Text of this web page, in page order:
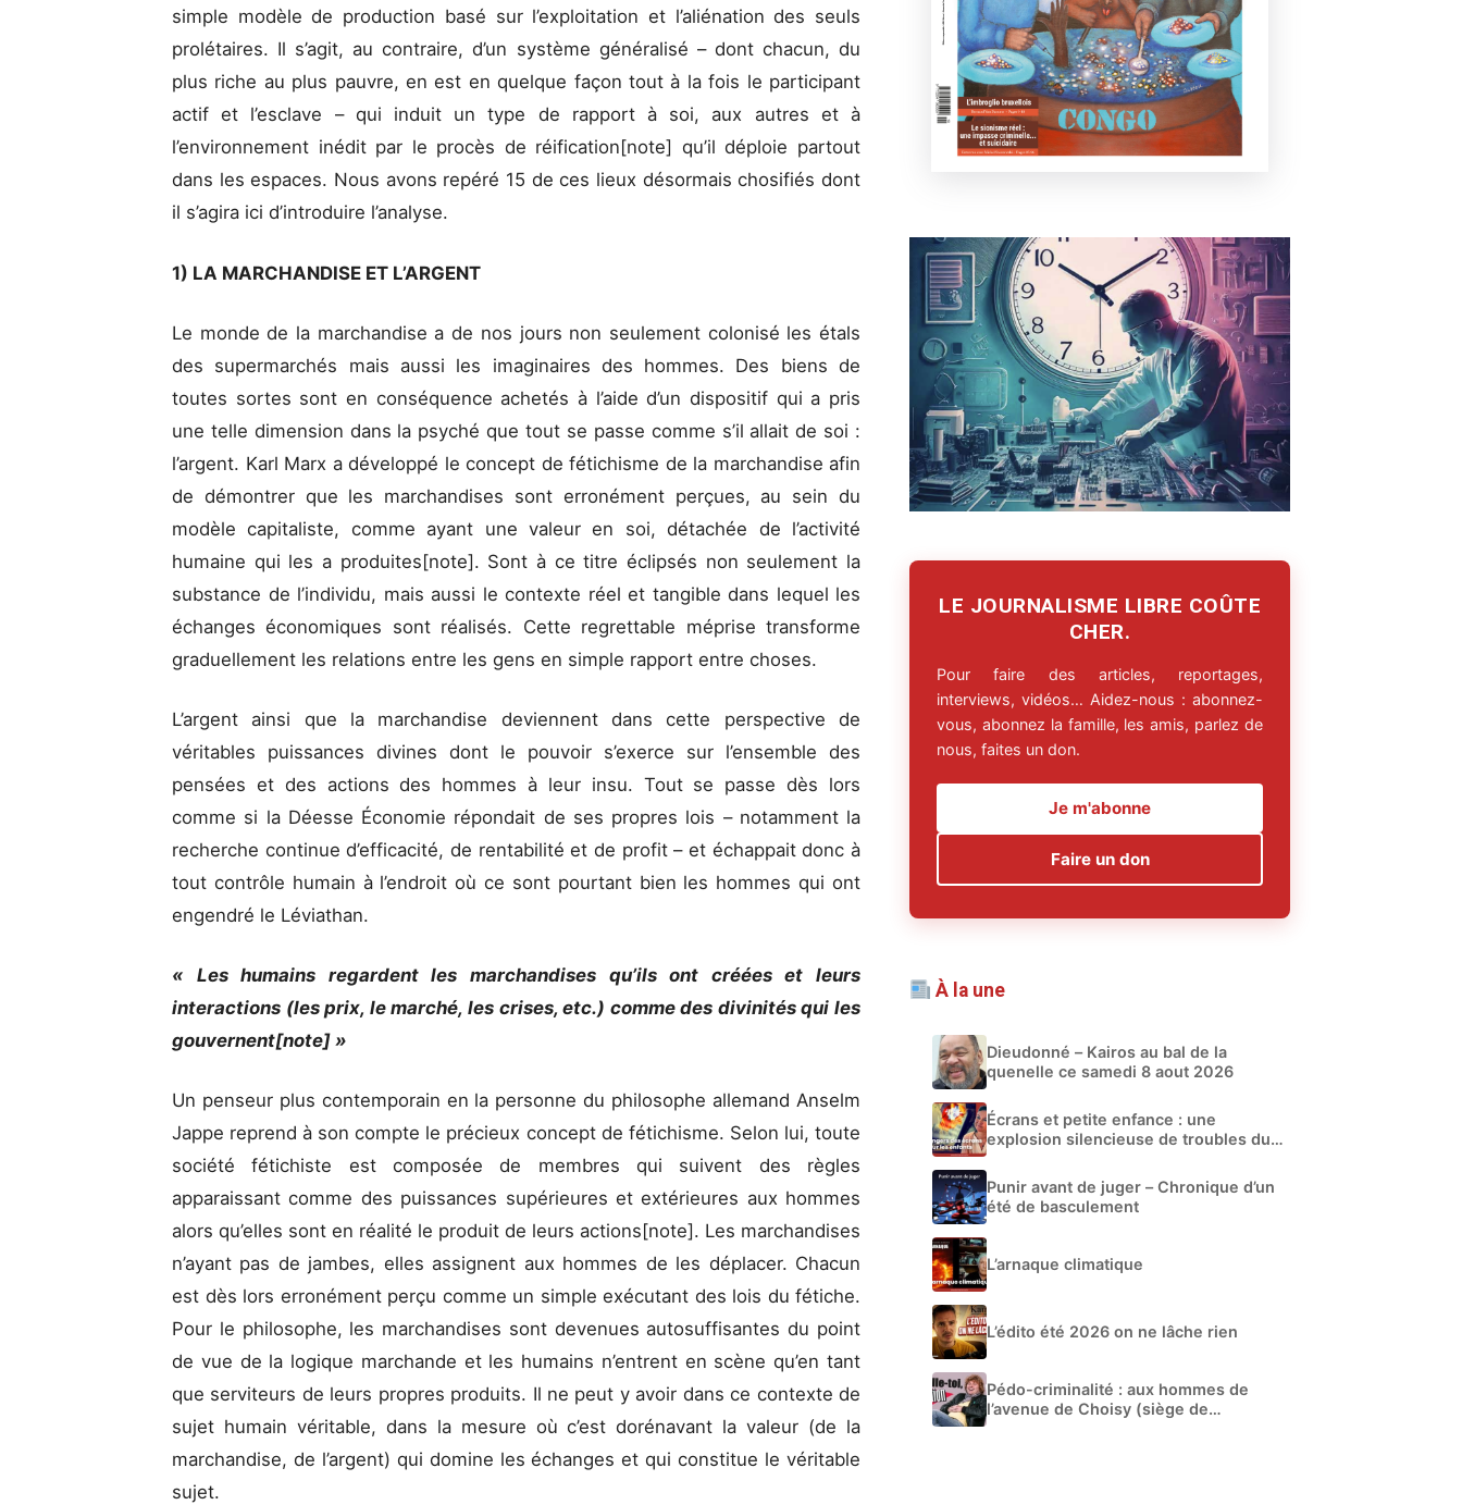
simple modèle de production basé sur l’exploitation et l’aliénation des seuls
prolétaires. Il s’agit, au contraire, d’un système généralisé – dont chacun, du
plus riche au plus pauvre, en est en quelque façon tout à la fois le participant
actif et l’esclave – qui induit un type de rapport à soi, aux autres et à
l’environnement inédit par le procès de réification[note] qu’il déploie partout
dans les espaces. Nous avons repéré 15 de ces lieux désormais chosifiés dont
il s’agira ici d’introduire l’analyse.
1) LA MARCHANDISE ET L’ARGENT
Le monde de la marchandise a de nos jours non seulement colonisé les étals
des supermarchés mais aussi les imaginaires des hommes. Des biens de
toutes sortes sont en conséquence achetés à l’aide d’un dispositif qui a pris
une telle dimension dans la psyché que tout se passe comme s’il allait de soi :
l’argent. Karl Marx a développé le concept de fétichisme de la marchandise afin
de démontrer que les marchandises sont erronément perçues, au sein du
modèle capitaliste, comme ayant une valeur en soi, détachée de l’activité
humaine qui les a produites[note]. Sont à ce titre éclipsés non seulement la
substance de l’individu, mais aussi le contexte réel et tangible dans lequel les
échanges économiques sont réalisés. Cette regrettable méprise transforme
graduellement les relations entre les gens en simple rapport entre choses.
L’argent ainsi que la marchandise deviennent dans cette perspective de
véritables puissances divines dont le pouvoir s’exerce sur l’ensemble des
pensées et des actions des hommes à leur insu. Tout se passe dès lors
comme si la Déesse Économie répondait de ses propres lois – notamment la
recherche continue d’efficacité, de rentabilité et de profit – et échappait donc à
tout contrôle humain à l’endroit où ce sont pourtant bien les hommes qui ont
engendré le Léviathan.
« Les humains regardent les marchandises qu’ils ont créées et leurs
interactions (les prix, le marché, les crises, etc.) comme des divinités qui les
gouvernent[note] »
Un penseur plus contemporain en la personne du philosophe allemand Anselm
Jappe reprend à son compte le précieux concept de fétichisme. Selon lui, toute
société fétichiste est composée de membres qui suivent des règles
apparaissant comme des puissances supérieures et extérieures aux hommes
alors qu’elles sont en réalité le produit de leurs actions[note]. Les marchandises
n’ayant pas de jambes, elles assignent aux hommes de les déplacer. Chacun
est dès lors erronément perçu comme un simple exécutant des lois du fétiche.
Pour le philosophe, les marchandises sont devenues autosuffisantes du point
de vue de la logique marchande et les humains n’entrent en scène qu’en tant
que serviteurs de leurs propres produits. Il ne peut y avoir dans ce contexte de
sujet humain véritable, dans la mesure où c’est dorénavant la valeur (de la
marchandise, de l’argent) qui domine les échanges et qui constitue le véritable
sujet.
LE JOURNALISME LIBRE COÛTE
CHER.
Pour faire des articles, reportages,
interviews, vidéos… Aidez-nous : abonnez-
vous, abonnez la famille, les amis, parlez de
nous, faites un don.
Je m'abonne
Faire un don
À la une
Dieudonné – Kairos au bal de la
quenelle ce samedi 8 aout 2026
Écrans et petite enfance : une
explosion silencieuse de troubles du
Punir avant de juger – Chronique d’un
été de basculement
L’arnaque climatique
L’édito été 2026 on ne lâche rien
Pédo-criminalité : aux hommes de
l’avenue de Choisy (siège de